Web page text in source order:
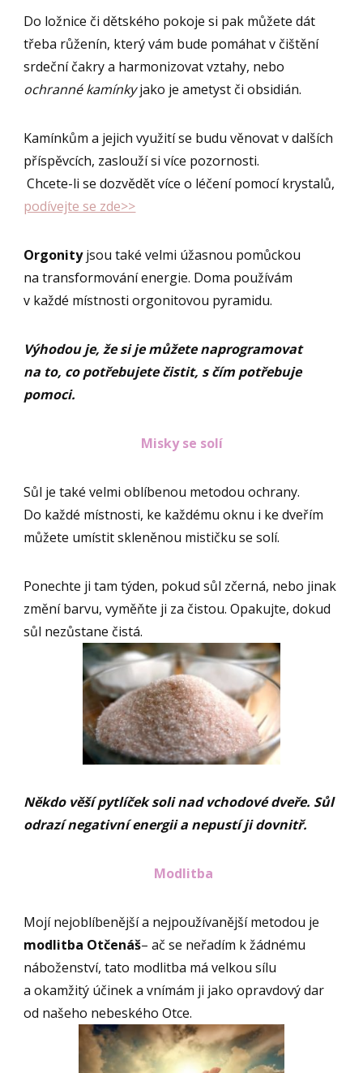
Do ložnice či dětského pokoje si pak můžete dát
třeba růženín, který vám bude pomáhat v čištění
srdeční čakry a harmonizovat vztahy, nebo
ochranné kamínkyjako je ametyst či obsidián.
Kamínkům a jejich využití se budu věnovat v dalších
příspěvcích, zaslouží si více pozornosti.
Chcete-li se dozvědět více o léčení pomocí krystalů,
podívejte se zde>>
Orgonityjsou také velmi úžasnou pomůckou
na transformování energie. Doma používám
v každé místnosti orgonitovou pyramidu.
Výhodou je, že si je můžete naprogramovat
na to, co potřebujete čistit, s čím potřebuje
pomoci.
Misky se solí
Sůl je také velmi oblíbenou metodou ochrany.
Do každé místnosti, ke každému oknu i ke dveřím
můžete umístit skleněnou mističku se solí.
Ponechte ji tam týden, pokud sůl zčerná, nebo jinak
změní barvu, vyměňte ji za čistou. Opakujte, dokud
sůl nezůstane čistá.
Někdo věší pytlíček soli nad vchodové dveře. Sůl
odrazí negativní energii a nepustí ji dovnitř.
Modlitba
Mojí nejoblíbenější a nejpoužívanější metodou je
modlitba Otčenáš– ač se neřadím k žádnému
náboženství, tato modlitba má velkou sílu
a okamžitý účinek a vnímám ji jako opravdový dar
od našeho nebeského Otce.